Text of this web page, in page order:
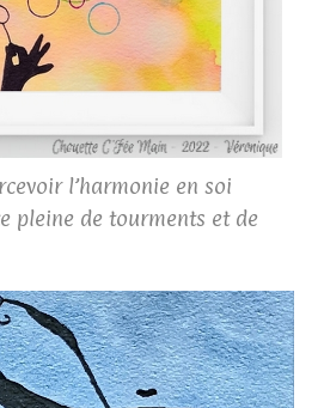
l’harmonie en soi
pleine de tourments et de